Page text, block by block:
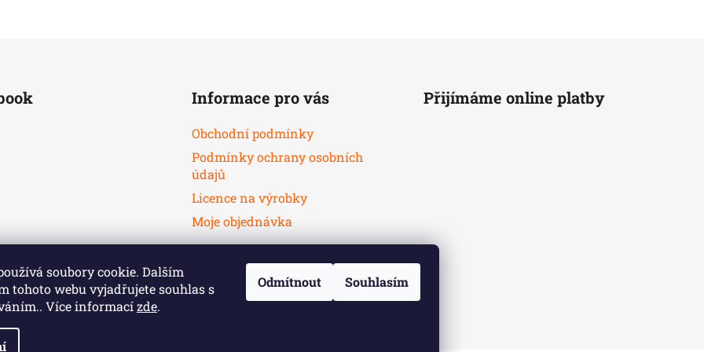
soubory cookie. Dalším
tohoto webu vyjadřujete souhlas s
Více informacízde.
Odmítnout Souhlasím
Informace pro vás
Obchodní podmínky
Podmínky ochrany osobních
údajů
Licence na výrobky
Moje objednávka
Přijímáme online platby